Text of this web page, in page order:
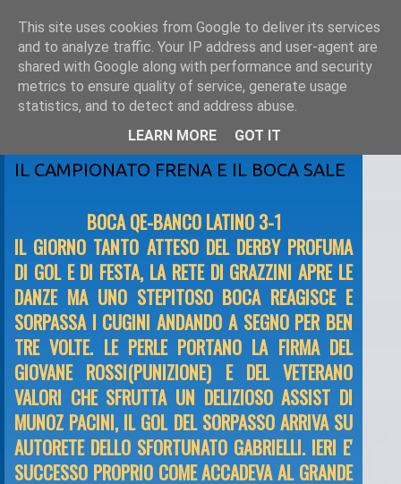
domenica 7 novembre 2010
IL CAMPIONATO FRENA E IL BOCA SALE
BOCA QE-BANCO LATINO 3-1
IL GIORNO TANTO ATTESO DEL DERBY PROFUMA
DI GOL E DI FESTA, LA RETE DI GRAZZINI APRE LE
DANZE MA UNO STEPITOSO BOCA REAGISCE E
SORPASSA I CUGINI ANDANDO A SEGNO PER BEN
TRE VOLTE. LE PERLE PORTANO LA FIRMA DEL
GIOVANE ROSSI(PUNIZIONE) E DEL VETERANO
VALORI CHE SFRUTTA UN DELIZIOSO ASSIST DI
MUNOZ PACINI, IL GOL DEL SORPASSO ARRIVA SU
AUTORETE DELLO SFORTUNATO GABRIELLI. IERI E'
SUCCESSO PROPRIO COME ACCADEVA AL GRANDE
This site uses cookies from Google to deliver its services
and to analyze traffic. Your IP address and user-agent are
shared with Google along with performance and security
metrics to ensure quality of service, generate usage
statistics, and to detect and address abuse.
LEARN MORE
GOT IT